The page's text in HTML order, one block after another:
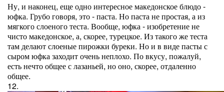
Ну, и наконец, еще одно интересное македонское блюдо -
юфка. Грубо говоря, это - паста. Но паста не простая, а из
мягкого слоеного теста. Вообще, юфка - изобретение не
чисто македонское, а, скорее, турецкое. Из такого же теста
там делают слоеные пирожки буреки. Но и в виде пасты с
сыром юфка заходит очень неплохо. По вкусу, пожалуй,
есть нечто общее с лазаньей, но оно, скорее, отдаленно
общее.
12.